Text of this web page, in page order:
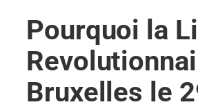
Pourquoi la
Bruxelles le